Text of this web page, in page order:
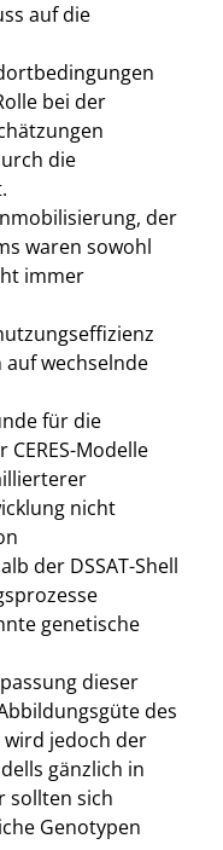
auf die
bei der
die
der
waren sowohl
immer
wechselnde
für die
Modelle
nicht
der DSSAT-Shell
genetische
dieser
des
jedoch der
gänzlich in
sollten sich
Genotypen